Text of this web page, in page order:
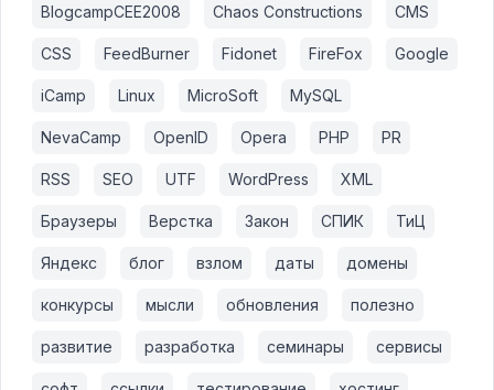
BlogcampCEE2008 Chaos Constructions CMS
CSS FeedBurner Fidonet FireFox Google
iCamp Linux MicroSoft MySQL
NevaCamp OpenID Opera PHP PR
RSS SEO UTF WordPress XML
Браузеры Верстка Закон СПИК ТиЦ
Яндекс блог взлом даты домены
конкурсы мысли обновления полезно
развитие разработка семинары сервисы